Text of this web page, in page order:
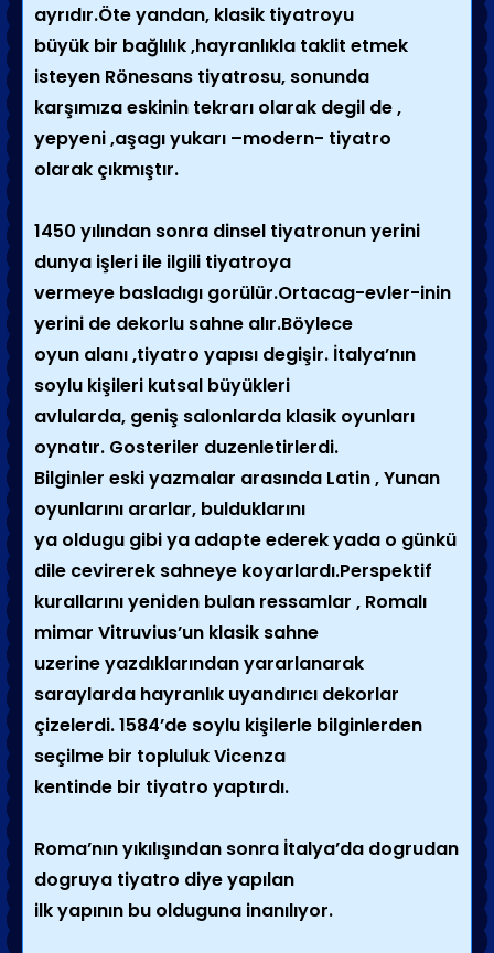
ayrıdır.Öte yandan, klasik tiyatroyu
büyük bir bağlılık ,hayranlıkla taklit etmek
isteyen Rönesans tiyatrosu, sonunda
karşımıza eskinin tekrarı olarak degil de ,
yepyeni ,aşagı yukarı –modern- tiyatro
olarak çıkmıştır.
1450 yılından sonra dinsel tiyatronun yerini
dunya işleri ile ilgili tiyatroya
vermeye basladıgı gorülür.Ortacag-evler-inin
yerini de dekorlu sahne alır.Böylece
oyun alanı ,tiyatro yapısı degişir. İtalya’nın
soylu kişileri kutsal büyükleri
avlularda, geniş salonlarda klasik oyunları
oynatır. Gosteriler duzenletirlerdi.
Bilginler eski yazmalar arasında Latin , Yunan
oyunlarını ararlar, bulduklarını
ya oldugu gibi ya adapte ederek yada o günkü
dile cevirerek sahneye koyarlardı.Perspektif
kurallarını yeniden bulan ressamlar , Romalı
mimar Vitruvius’un klasik sahne
uzerine yazdıklarından yararlanarak
saraylarda hayranlık uyandırıcı dekorlar
çizelerdi. 1584’de soylu kişilerle bilginlerden
seçilme bir topluluk Vicenza
kentinde bir tiyatro yaptırdı.
Roma’nın yıkılışından sonra İtalya’da dogrudan
dogruya tiyatro diye yapılan
ilk yapının bu olduguna inanılıyor.